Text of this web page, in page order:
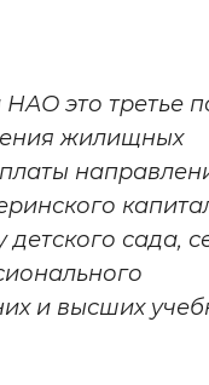
буквами
НАО это третье
жилищных
сада,
и высших